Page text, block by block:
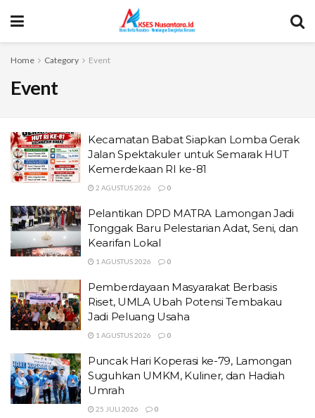
Home Category Event
Event
Kecamatan Babat Siapkan Lomba Gerak
Jalan Spektakuler untuk Semarak HUT
Kemerdekaan RI ke-81
2 AGUSTUS 2026 0
Pelantikan DPD MATRA Lamongan Jadi
Tonggak Baru Pelestarian Adat, Seni, dan
Kearifan Lokal
1 AGUSTUS 2026 0
Pemberdayaan Masyarakat Berbasis
Riset, UMLA Ubah Potensi Tembakau
Jadi Peluang Usaha
1 AGUSTUS 2026 0
Puncak Hari Koperasi ke-79, Lamongan
Suguhkan UMKM, Kuliner, dan Hadiah
Umrah
25 JULI 2026 0